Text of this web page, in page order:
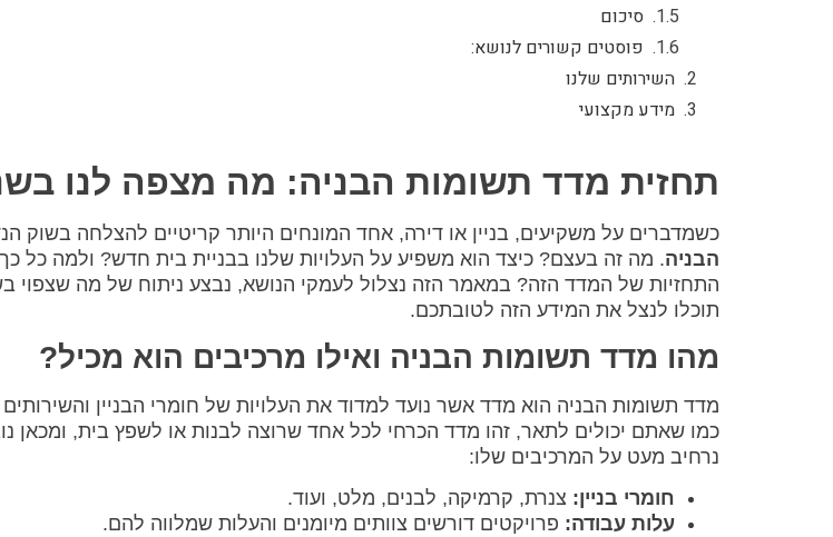
סיכום
פוסטים קשורים לנושא:
השירותים שלנו
מידע מקצועי
תחזית מדד תשומות הבניה: מה מצפה לנו
כשמדברים על משקיעים, בניין או דירה, אחד המונחים היותר קריטיים להצלחה בשוק
הבניה. מה זה בעצם? כיצד הוא משפיע על העלויות שלנו בבניית בית חדש? ולמה כל
התחזיות של המדד הזה? במאמר הזה נצלול לעמקי הנושא, נבצע ניתוח של מה שצפוי
תוכלו לנצל את המידע הזה לטובתכם.
מהו מדד תשומות הבניה ואילו מרכיבים הוא מכיל?
מדד תשומות הבניה הוא מדד אשר נועד למדוד את העלויות של חומרי הבניין
כמו שאתם יכולים לתאר, זהו מדד הכרחי לכל אחד שרוצה לבנות או לשפץ בית, ומכאן
נרחיב מעט על המרכיבים שלו:
חומרי בניין: צנרת, קרמיקה, לבנים, מלט, ועוד.
עלות עבודה: פרויקטים דורשים צוותים מיומנים והעלות שמלווה להם.